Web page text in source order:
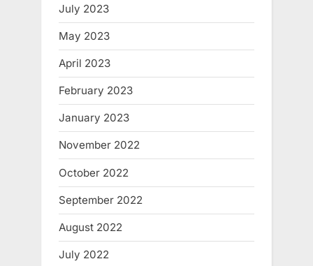
July 2023
May 2023
April 2023
February 2023
January 2023
November 2022
October 2022
September 2022
August 2022
July 2022